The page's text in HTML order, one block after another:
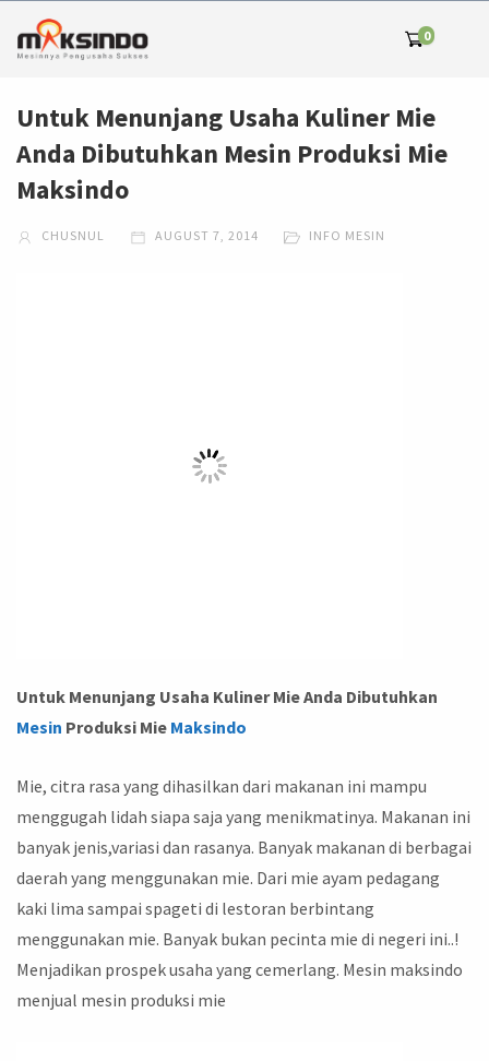
0
Untuk Menunjang Usaha Kuliner Mie
Anda Dibutuhkan Mesin Produksi Mie
Maksindo
CHUSNUL AUGUST 7, 2014 INFO MESIN
Untuk Menunjang Usaha Kuliner Mie Anda Dibutuhkan
Mesin Produksi Mie Maksindo
Mie, citra rasa yang dihasilkan dari makanan ini mampu
menggugah lidah siapa saja yang menikmatinya. Makanan ini
banyak jenis,variasi dan rasanya. Banyak makanan di berbagai
daerah yang menggunakan mie. Dari mie ayam pedagang
kaki lima sampai spageti di lestoran berbintang
menggunakan mie. Banyak bukan pecinta mie di negeri ini..!
Menjadikan prospek usaha yang cemerlang. Mesin maksindo
menjual mesin produksi mie